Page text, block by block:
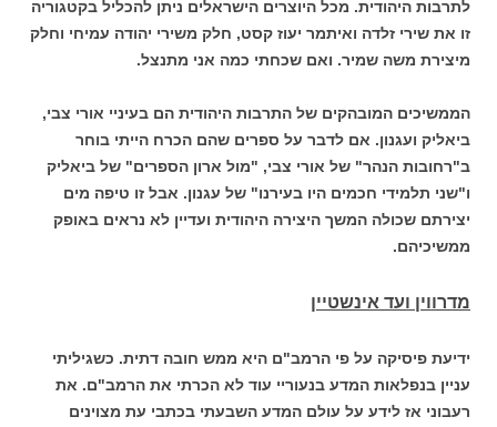
לתרבות היהודית. מכל היוצרים הישראלים ניתן להכליל בקטגוריה
זו את שירי זלדה ואיתמר יעוז קסט, חלק משירי יהודה עמיחי וחלק
מיצירת משה שמיר. ואם שכחתי כמה אני מתנצל.
הממשיכים המובהקים של התרבות היהודית הם בעיניי אורי צבי,
ביאליק ועגנון. אם לדבר על ספרים שהם הכרח הייתי בוחר
ב"רחובות הנהר" של אורי צבי, "מול ארון הספרים" של ביאליק
ו"שני תלמידי חכמים היו בעירנו" של עגנון. אבל זו טיפה מים
יצירתם שכולה המשך היצירה היהודית ועדיין לא נראים באופק
ממשיכיהם.
מדרווין ועד אינשטיין
ידיעת פיסיקה על פי הרמב"ם היא ממש חובה דתית. כשגיליתי
עניין בנפלאות המדע בנעוריי עוד לא הכרתי את הרמב"ם. את
רעבוני אז לידע על עולם המדע השבעתי בכתבי עת מצוינים